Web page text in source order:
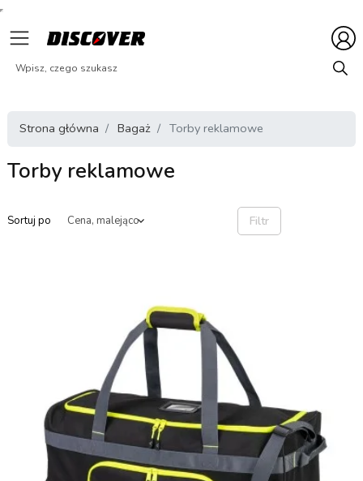
Strona główna Bagaż Torby reklamowe
Torby reklamowe
Sortuj po Filtr